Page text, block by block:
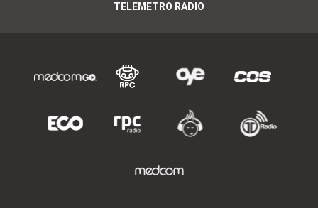
TELEMETRO RADIO